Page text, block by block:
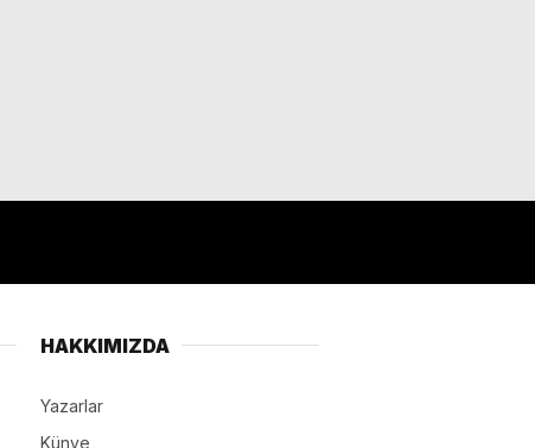
HAKKIMIZDA
Yazarlar
Künye